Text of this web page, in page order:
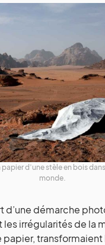
papier d’une stèle en bois
monde.
d’une démarche
les irrégularités de la
papier,